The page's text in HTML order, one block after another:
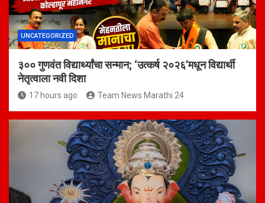
UNCATEGORIZED
३०० गुणवंत विद्यार्थ्यांचा सन्मान; ‘उत्कर्ष २०२६’मधून विद्यार्थी
नेतृत्वाला नवी दिशा
17 hours ago Team News Marathi 24